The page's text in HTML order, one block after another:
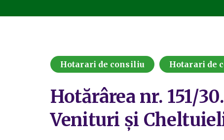
Hotarari de consiliu Hotarari de
Hotărârea nr. 151/
Venituri și